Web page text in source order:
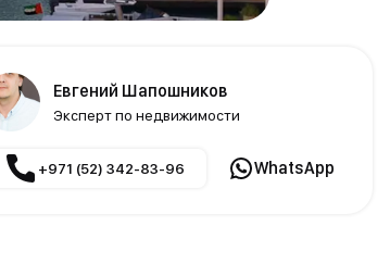
Евгений Шапошников
Эксперт по недвижимости
+971 (52) 342-83-96 WhatsApp